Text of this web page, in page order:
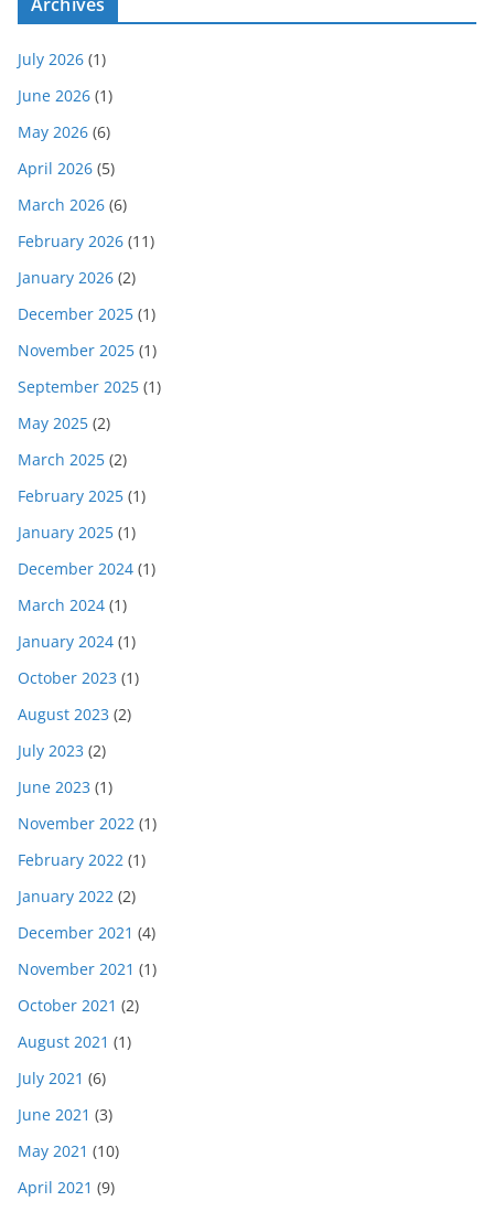
Archives
July 2026 (1)
June 2026 (1)
May 2026 (6)
April 2026 (5)
March 2026 (6)
February 2026 (11)
January 2026 (2)
December 2025 (1)
November 2025 (1)
September 2025 (1)
May 2025 (2)
March 2025 (2)
February 2025 (1)
January 2025 (1)
December 2024 (1)
March 2024 (1)
January 2024 (1)
October 2023 (1)
August 2023 (2)
July 2023 (2)
June 2023 (1)
November 2022 (1)
February 2022 (1)
January 2022 (2)
December 2021 (4)
November 2021 (1)
October 2021 (2)
August 2021 (1)
July 2021 (6)
June 2021 (3)
May 2021 (10)
April 2021 (9)